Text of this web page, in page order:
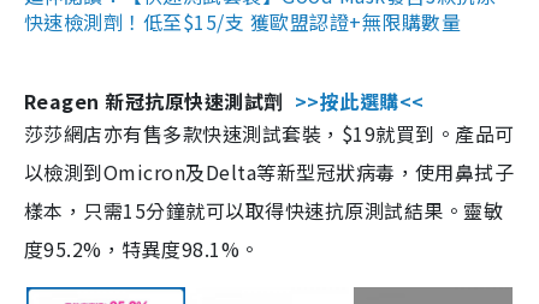
快速檢測劑！低至$15/支 獲歐盟認證+無限購數量
Reagen 新冠抗原快速測試劑 >>按此選購<<
莎莎網店亦有售多款快速測試套裝，$19就買到。產品可
以檢測到Omicron及Delta等新型冠狀病毒，使用鼻拭子
樣本，只需15分鐘就可以取得快速抗原測試結果。靈敏
度95.2%，特異度98.1%。